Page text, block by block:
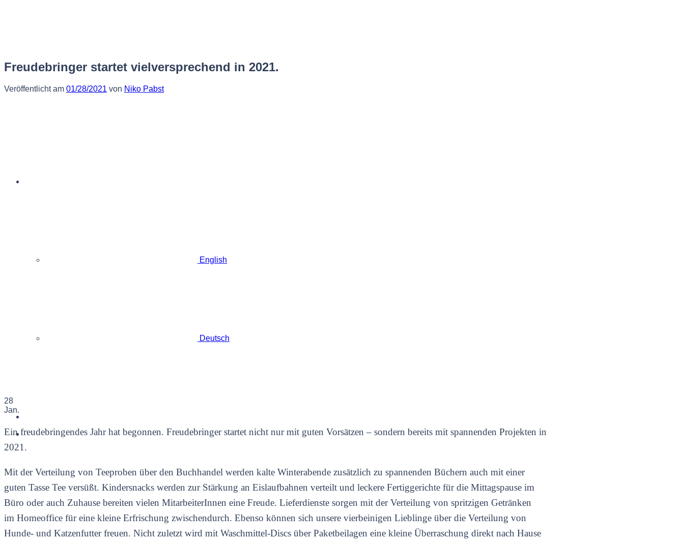
English
Deutsch
Freudebringer startet vielversprechend in 2021.
Veröffentlicht am 01/28/2021 von Niko Pabst
28
Jan.
Ein freudebringendes Jahr hat begonnen. Freudebringer startet nicht nur mit guten Vorsätzen – sondern bereits mit spannenden Projekten in
2021.
Mit der Verteilung von Teeproben über den Buchhandel werden kalte Winterabende zusätzlich zu spannenden Büchern auch mit einer
guten Tasse Tee versüßt. Kindersnacks werden zur Stärkung an Eislaufbahnen verteilt und leckere Fertiggerichte für die Mittagspause im
Büro oder auch Zuhause bereiten vielen MitarbeiterInnen eine Freude. Lieferdienste sorgen mit der Verteilung von spritzigen Getränken
im Homeoffice für eine kleine Erfrischung zwischendurch. Ebenso können sich unsere vierbeinigen Lieblinge über die Verteilung von
Hunde- und Katzenfutter freuen. Nicht zuletzt wird mit Waschmittel-Discs über Paketbeilagen eine kleine Überraschung direkt nach Hause